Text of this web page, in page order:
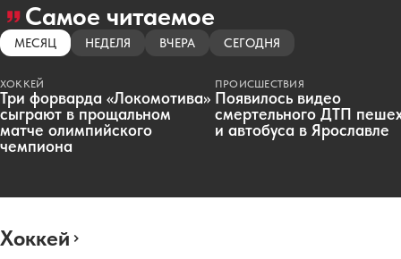
Самое читаемое
МЕСЯЦ НЕДЕЛЯ ВЧЕРА СЕГОДНЯ
ХОККЕЙ
Три форварда «Локомотива»
сыграют в прощальном
матче олимпийского
чемпиона
ПРОИСШЕСТВИЯ
Появилось видео
смертельного ДТП
и автобуса в Ярославле
Хоккей